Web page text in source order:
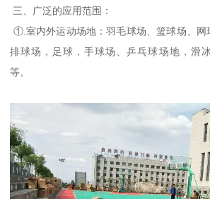
三、广泛的应用范围：
①.室内外运动场地：羽毛球场、篮球场、网
排球场，足球，手球场、乒乓球场地，滑
等。